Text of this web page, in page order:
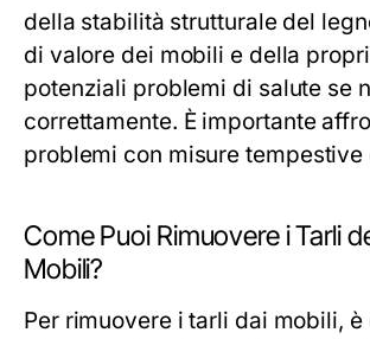
della stabilità strutturale del
di valore dei mobili e della
potenziali problemi di salute se
correttamente. È importante
problemi con misure
Come Puoi Rimuovere i Tarli
Mobili?
Per rimuovere i tarli dai mobili,